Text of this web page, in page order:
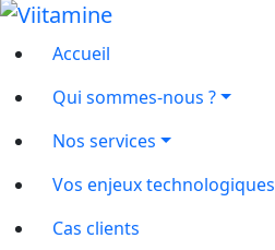
Accueil
Qui sommes-nous ?
Nos services
Vos enjeux technologiques
Cas clients